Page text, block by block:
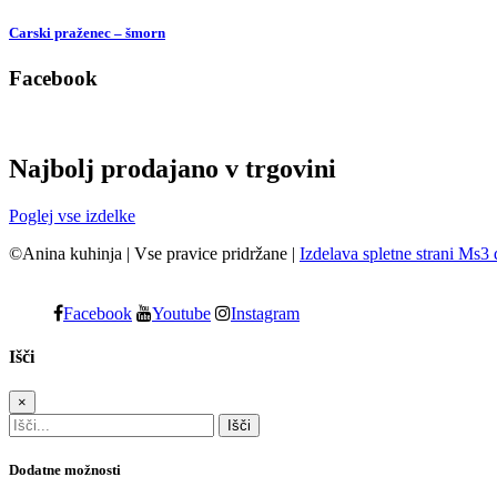
Carski praženec – šmorn
Facebook
Najbolj prodajano v trgovini
Poglej vse izdelke
©Anina kuhinja | Vse pravice pridržane | Izdelava spletne strani Ms3
Facebook Youtube Instagram
Išči
×
Dodatne možnosti